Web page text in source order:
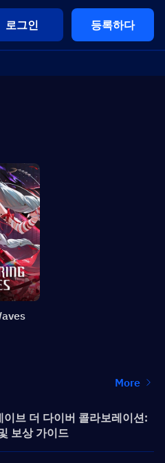
로그인 등록하다
More
브 더 다이버 콜라보레이션:
보상 가이드